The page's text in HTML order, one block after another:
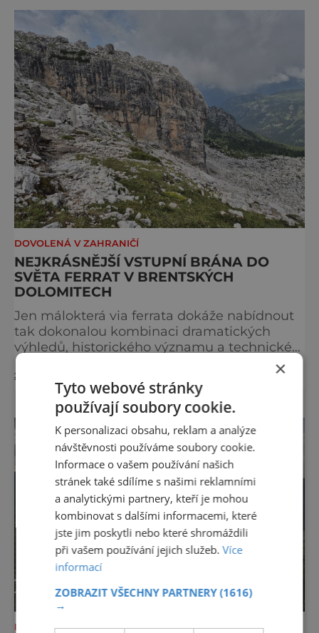
dovolenou právě sem. Madonna di
Campiglio uhrane každé ráno, kdy první
paprsky kreslí na vrcholcích Brenty
DOVOLENÁ V ZAHRANIČÍ
NEJKRÁSNĚJŠÍ VSTUPNÍ BRÁNA DO
SVĚTA FERRAT V BRENTSKÝCH
DOLOMITECH
Jen málokterá via ferrata dokáže nabídnout
tak dokonalou kombinaci dramatických
výhledů, historického významu a technické
přístupnosti jako Via Ferrata Sosat. V srdci
Brentských Dolomit představuje vstupní
bránu do legendárního systému Via delle
Bocchette, který je mezi milovníky ferrat
považován za jednu z nejkrásnějších
vysokohorských tras na světě. Přestože
samotná ferrata nepatří mezi techn
zobrazit více >>
DOVOLENÁ V ZAHRANIČÍ
×
Tyto webové stránky
používají soubory cookie.
K personalizaci obsahu, reklam a analýze
návštěvnosti používáme soubory cookie.
Informace o vašem používání našich
stránek také sdílíme s našimi reklamními
a analytickými partnery, kteří je mohou
kombinovat s dalšími informacemi, které
jste jim poskytli nebo které shromáždili
při vašem používání jejich služeb.Více
informací
ZOBRAZIT VŠECHNY PARTNERY(1616)
→